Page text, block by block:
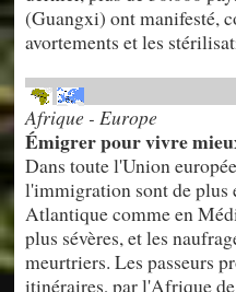
(Guangxi) ont manifesté,
avortements et les
Afrique - Europe
Émigrer pour vivre
Dans toute l'Union
l'immigration sont de plus
Atlantique comme en
plus sévères, et les
meurtriers. Les passeurs
itinéraires, par l'Afrique